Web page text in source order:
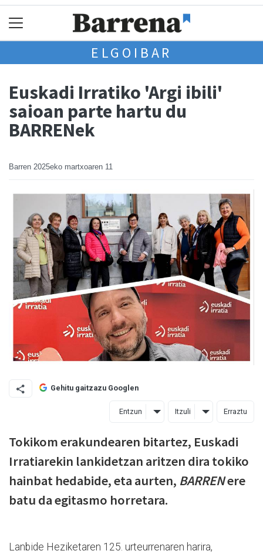
ELGOIBAR
Euskadi Irratiko 'Argi ibili'
saioan parte hartu du
BARRENek
Barren 2025eko martxoaren 11
Gehitu gaitzazu Googlen
Entzun Itzuli Erraztu
Tokikom erakundearen bitartez, Euskadi
Irratiarekin lankidetzan aritzen dira tokiko
hainbat hedabide, eta aurten, BARRENere
batu da egitasmo horretara.
Lanbide Heziketaren 125. urteurrenaren harira,